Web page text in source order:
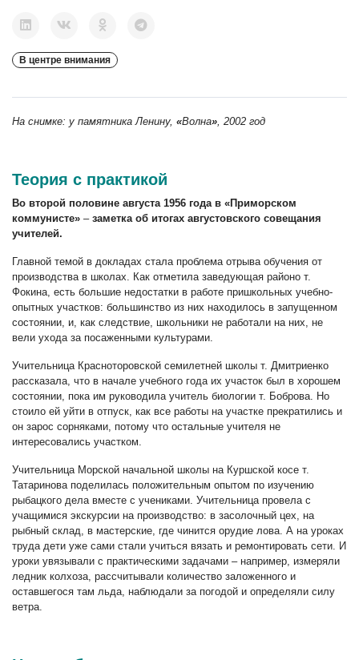
В центре внимания
На снимке: у памятника Ленину, «Волна» , 2002 год
Теория с практикой
Во второй половине августа 1956 года в «Приморском
коммунисте» –заметка об итогах августовского совещания
учителей.
Главной темой в докладах стала проблема отрыва обучения от
производства в школах. Как отметила заведующая районо т.
Фокина, есть большие недостатки в работе пришкольных учебно-
опытных участков: большинство из них находилось в запущенном
состоянии, и, как следствие, школьники не работали на них, не
вели ухода за посаженными культурами.
Учительница Красноторовской семилетней школы т. Дмитриенко
рассказала, что в начале учебного года их участок был в хорошем
состоянии, пока им руководила учитель биологии т. Боброва. Но
стоило ей уйти в отпуск, как все работы на участке прекратились и
он зарос сорняками, потому что остальные учителя не
интересовались участком.
Учительница Морской начальной школы на Куршской косе т.
Татаринова поделилась положительным опытом по изучению
рыбацкого дела вместе с учениками. Учительница провела с
учащимися экскурсии на производство: в засолочный цех, на
рыбный склад, в мастерские, где чинится орудие лова. А на уроках
труда дети уже сами стали учиться вязать и ремонтировать сети. И
уроки увязывали с практическими задачами – например, измеряли
ледник колхоза, рассчитывали количество заложенного и
оставшегося там льда, наблюдали за погодой и определяли силу
ветра.